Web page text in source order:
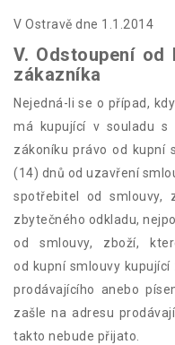
V Ostravě dne 1.1.2014
V. Odstoupení
zákazníka
Nejedná-li se o případ,
má kupující v souladu s
zákoníku právo od kupní
(14) dnů od uzavření
spotřebitel od smlouvy,
zbytečného odkladu,
od smlouvy, zboží,
od kupní smlouvy
prodávajícího anebo
zašle na adresu
takto nebude přijato.